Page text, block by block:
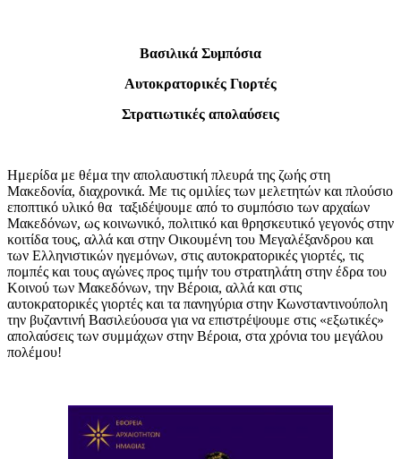
Βασιλικά Συμπόσια
Αυτοκρατορικές Γιορτές
Στρατιωτικές απολαύσεις
Ημερίδα με θέμα την απολαυστική πλευρά της ζωής στη
Μακεδονία, διαχρονικά. Με τις ομιλίες των μελετητών και πλούσιο
εποπτικό υλικό θα ταξιδέψουμε από το συμπόσιο των αρχαίων
Μακεδόνων, ως κοινωνικό, πολιτικό και θρησκευτικό γεγονός στην
κοιτίδα τους, αλλά και στην Οικουμένη του Μεγαλέξανδρου και
των Ελληνιστικών ηγεμόνων, στις αυτοκρατορικές γιορτές, τις
πομπές και τους αγώνες προς τιμήν του στρατηλάτη στην έδρα του
Κοινού των Μακεδόνων, την Βέροια, αλλά και στις
αυτοκρατορικές γιορτές και τα πανηγύρια στην Κωνσταντινούπολη
την βυζαντινή Βασιλεύουσα για να επιστρέψουμε στις «εξωτικές»
απολαύσεις των συμμάχων στην Βέροια, στα χρόνια του μεγάλου
πολέμου!